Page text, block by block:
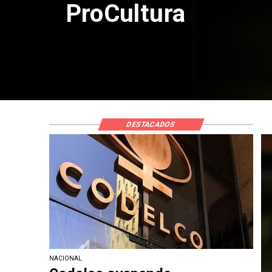
por riesgos
NACIONAL
DESTACADOS